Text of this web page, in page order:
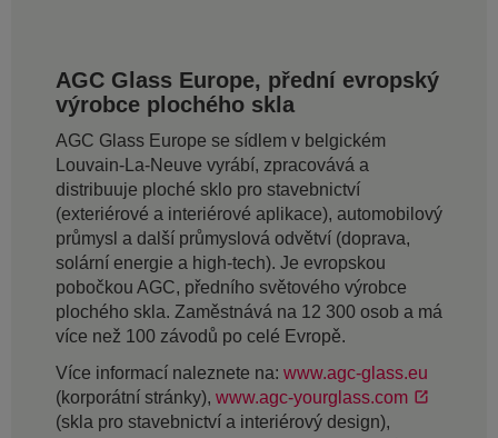
AGC Glass Europe, přední evropský
výrobce plochého skla
AGC Glass Europe se sídlem v belgickém
Louvain-La-Neuve vyrábí, zpracovává a
distribuuje ploché sklo pro stavebnictví
(exteriérové a interiérové aplikace), automobilový
průmysl a další průmyslová odvětví (doprava,
solární energie a high-tech). Je evropskou
pobočkou AGC, předního světového výrobce
plochého skla. Zaměstnává na 12 300 osob a má
více než 100 závodů po celé Evropě.
Více informací naleznete na: www.agc-glass.eu
(korporátní stránky), www.agc-yourglass.com
(skla pro stavebnictví a interiérový design),